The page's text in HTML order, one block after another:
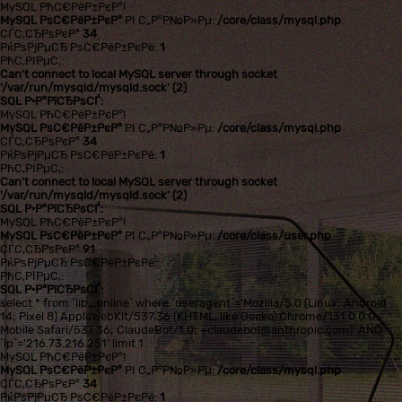
MySQL РћС€РёР±РєР°!
MySQL РѕС€РёР±РєР° РІ С„Р°Р№Р»Рµ: /core/class/mysql.php
СЃС‚СЂРѕРєР° 34
РќРѕРјРµСЂ РѕС€РёР±РєРё: 1
РћС‚РІРµС‚:
Can't connect to local MySQL server through socket
'/var/run/mysqld/mysqld.sock' (2)
SQL Р·Р°РїСЂРѕСЃ:
MySQL РћС€РёР±РєР°!
MySQL РѕС€РёР±РєР° РІ С„Р°Р№Р»Рµ: /core/class/mysql.php
СЃС‚СЂРѕРєР° 34
РќРѕРјРµСЂ РѕС€РёР±РєРё: 1
РћС‚РІРµС‚:
Can't connect to local MySQL server through socket
'/var/run/mysqld/mysqld.sock' (2)
SQL Р·Р°РїСЂРѕСЃ:
MySQL РћС€РёР±РєР°!
MySQL РѕС€РёР±РєР° РІ С„Р°Р№Р»Рµ: /core/class/user.php
СЃС‚СЂРѕРєР° 91
РќРѕРјРµСЂ РѕС€РёР±РєРё:
РћС‚РІРµС‚:
SQL Р·Р°РїСЂРѕСЃ:
select * from `lib_online` where `useragent`='Mozilla/5.0 (Linux; Android
14; Pixel 8) AppleWebKit/537.36 (KHTML, like Gecko) Chrome/131.0.0.0
Mobile Safari/537.36; ClaudeBot/1.0; +claudebot@anthropic.com)' AND
`ip`='216.73.216.251' limit 1
MySQL РћС€РёР±РєР°!
MySQL РѕС€РёР±РєР° РІ С„Р°Р№Р»Рµ:/core/class/mysql.php
СЃС‚СЂРѕРєР°34
РќРѕРјРµСЂ РѕС€РёР±РєРё: 1